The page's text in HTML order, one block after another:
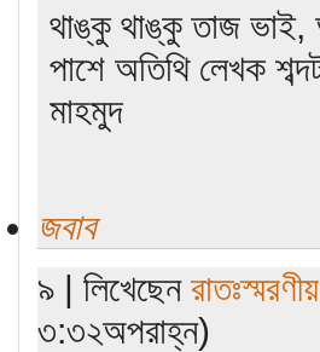
থাঙ্কু থাঙ্কু তাজ ভাই,
পাশে অতিথি লেখক
মাহমুদ
জবাব
৯ | লিখেছেন রাতঃস্মরণীয়
৩:৩২অপরাহ্ন)